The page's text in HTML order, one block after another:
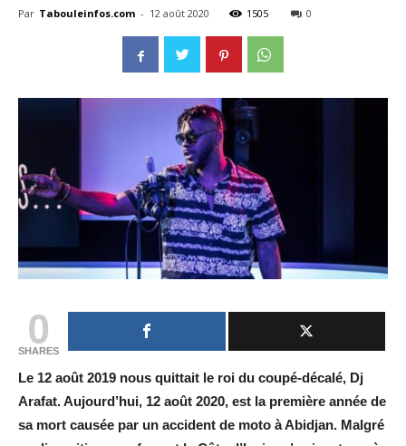
Par Tabouleinfos.com - 12 août 2020 1505 0
0
SHARES
Le 12 août 2019 nous quittait le roi du coupé-décalé, Dj
Arafat. Aujourd’hui, 12 août 2020, est la première année de
sa mort causée par un accident de moto à Abidjan. Malgré